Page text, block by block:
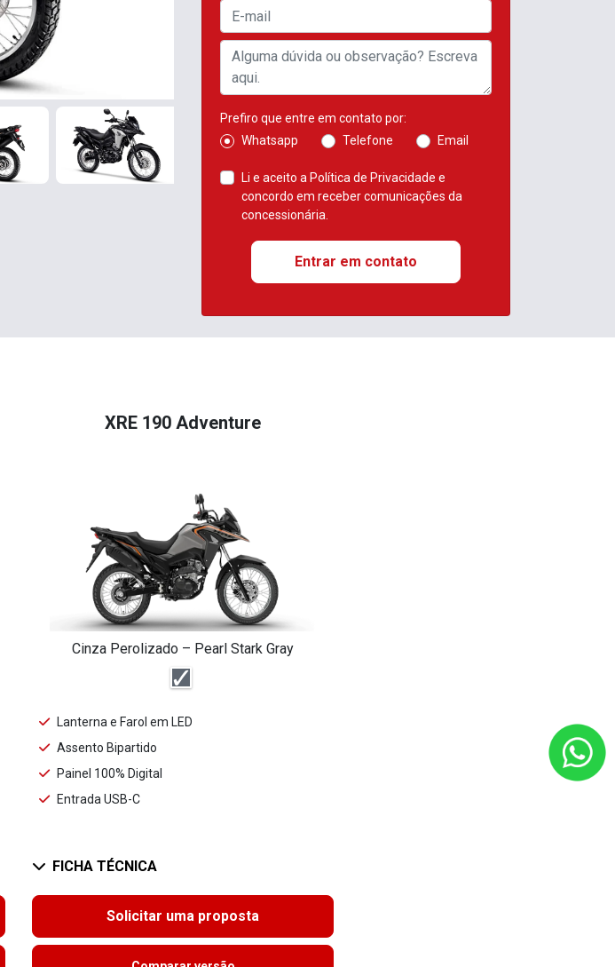
Prefiro que entre em contato por:
Whatsapp
Telefone Email
Li e aceito a Política de Privacidade e
concordo em receber comunicações da
concessionária.
Entrar em contato
XRE 190 Adventure
Cinza Perolizado – Pearl Stark Gray
Lanterna e Farol em LED
Assento Bipartido
Painel 100% Digital
Entrada USB-C
FICHA TÉCNICA
Solicitar uma proposta